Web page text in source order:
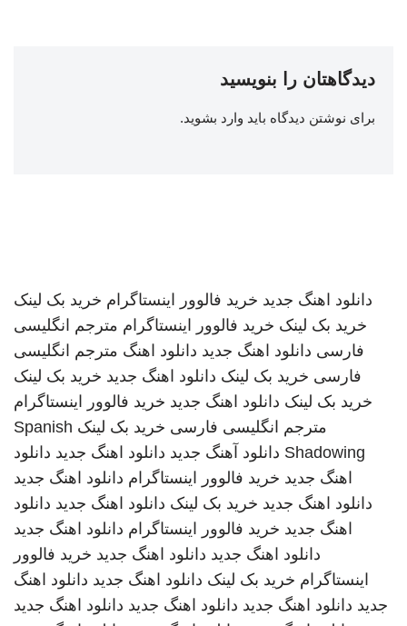
دیدگاهتان را بنویسید
برای نوشتن دیدگاه باید وارد بشوید.
دانلود اهنگ جدید خرید فالوور اینستاگرام خرید بک لینک
خرید بک لینک خرید فالوور اینستاگرام مترجم انگلیسی
فارسی دانلود اهنگ جدید دانلود اهنگ مترجم انگلیسی
فارسی خرید بک لینک دانلود اهنگ جدید خرید بک لینک
خرید بک لینک دانلود اهنگ جدید خرید فالوور اینستاگرام
مترجم انگلیسی فارسی خرید بک لینک Spanish
Shadowing دانلود آهنگ جدید دانلود اهنگ جدید دانلود
اهنگ جدید خرید فالوور اینستاگرام دانلود اهنگ جدید
دانلود اهنگ جدید خرید بک لینک دانلود اهنگ جدید دانلود
اهنگ جدید خرید فالوور اینستاگرام دانلود اهنگ جدید
دانلود اهنگ جدید دانلود اهنگ جدید خرید فالوور
اینستاگرام خرید بک لینک دانلود اهنگ جدید دانلود اهنگ
جدید دانلود اهنگ جدید دانلود اهنگ جدید دانلود اهنگ جدید